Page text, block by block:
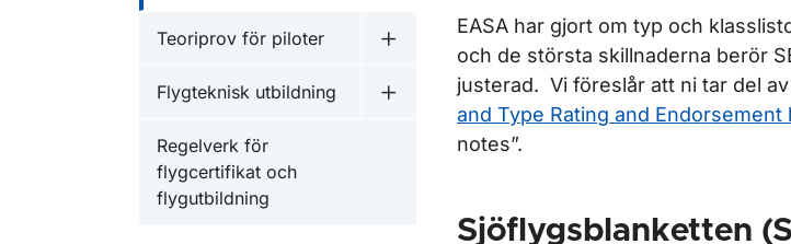
Teoriprov för piloter
Undermeny för Teoriprov för piloter
Flygteknisk utbildning
Undermeny för Flygteknisk utbildning
Regelverk för
flygcertifikat och
flygutbildning
EASA har gjort om typ och
och de största skillnaderna berör
justerad. Vi föreslår att ni tar del
and Type Rating and Endorsement
notes”.
Sjöflygsblanketten